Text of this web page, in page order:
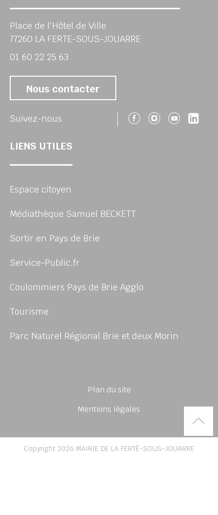
Place de l'Hôtel de Ville
77260 LA FERTE-SOUS-JOUARRE
01 60 22 25 63
Nous contacter
Suivez-nous Suivez-nous
Suivez-
LIENS UTILES
Espace citoyen
Médiathèque Samuel BECKETT
Sortir en Pays de Brie
Service-Public.fr
Coulommiers Pays de Brie Agglo
Tourisme
Parc Naturel Régional Brie et deux Morin
Plan du site
Mentions légales
Copyright 2026 MAIRIE DE LA FERTÉ-SOUS-JOUARRE